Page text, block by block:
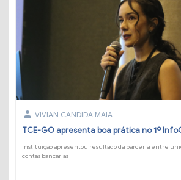
person VIVIAN CANDIDA MAIA
TCE-GO apresenta boa prática no 1º
Instituição apresentou resultado da parceria entre
contas bancárias
+